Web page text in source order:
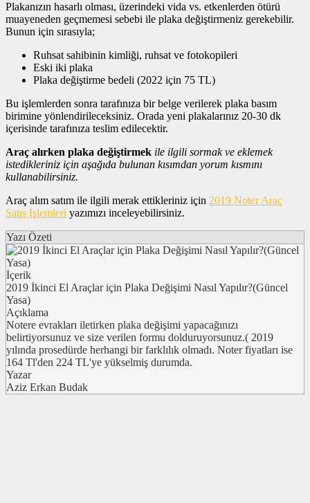
Plakanızın hasarlı olması, üzerindeki vida vs. etkenlerden ötürü
muayeneden geçmemesi sebebi ile plaka değiştirmeniz gerekebilir.
Bunun için sırasıyla;
Ruhsat sahibinin kimliği, ruhsat ve fotokopileri
Eski iki plaka
Plaka değiştirme bedeli (2022 için 75 TL)
Bu işlemlerden sonra tarafınıza bir belge verilerek plaka basım
birimine yönlendirileceksiniz. Orada yeni plakalarınız 20-30 dk
içerisinde tarafınıza teslim edilecektir.
Araç alırken plaka değiştirmek ile ilgili sormak ve eklemek
istedikleriniz için aşağıda bulunan kısımdan yorum kısmını
kullanabilirsiniz.
Araç alım satım ile ilgili merak ettikleriniz için 2019 Noter Araç
Satış İşlemleri yazımızı inceleyebilirsiniz.
Yazı Özeti
İçerik
2019 İkinci El Araçlar için Plaka Değişimi Nasıl Yapılır?(Güncel
Yasa)
Açıklama
Notere evrakları iletirken plaka değişimi yapacağınızı
belirtiyorsunuz ve size verilen formu dolduruyorsunuz.( 2019
yılında prosedürde herhangi bir farklılık olmadı. Noter fiyatları ise
164 Tl'den 224 TL'ye yükselmiş durumda.
Yazar
Aziz Erkan Budak